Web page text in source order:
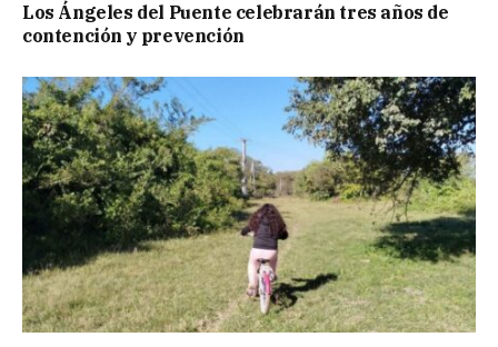
Los Ángeles del Puente celebrarán tres años de
contención y prevención